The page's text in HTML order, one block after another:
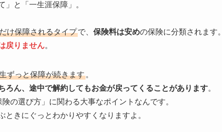
」と「一生涯保障」。
け保障されるタイプで、 保険料は安めの保険に分類されます。
戻りません。
ずっと保障が続きます。
ろん、途中で解約してもお金が戻ってくることがあります。
の選び方」に関わる大事なポイントなんです。
きにぐっとわかりやすくなりますよ。